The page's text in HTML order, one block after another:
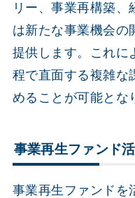
リー、事業再構築、
は新たな事業機会の
提供します。これに
程で直面する複雑な
めることが可能とな
事業再生ファンド
事業再生ファンドを